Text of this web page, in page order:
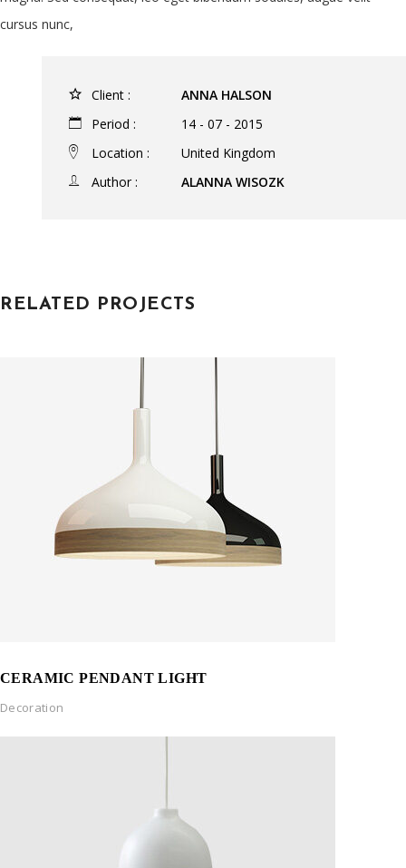
cursus nunc,
Client :
ANNA HALSON
Period :
14 - 07 - 2015
Location :
United Kingdom
Author :
ALANNA WISOZK
RELATED PROJECTS
CERAMIC PENDANT LIGHT
Decoration